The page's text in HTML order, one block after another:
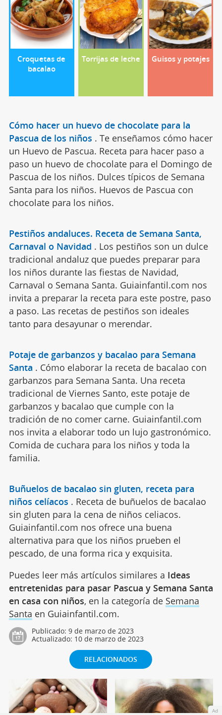
Croquetas de
bacalao
Torrijas de leche Guisos y potajes
Cómo hacer un huevo de chocolate para la
Pascua de los niños . Te enseñamos cómo hacer
un Huevo de Pascua. Receta para hacer paso a
paso un huevo de chocolate para el Domingo de
Pascua de los niños. Dulces típicos de Semana
Santa para los niños. Huevos de Pascua con
chocolate para los niños.
Pestiños andaluces. Receta de Semana Santa,
Carnaval o Navidad . Los pestiños son un dulce
tradicional andaluz que puedes preparar para
los niños durante las fiestas de Navidad,
Carnaval o Semana Santa. Guiainfantil.com nos
invita a preparar la receta para este postre, paso
a paso. Las recetas de pestiños son ideales
tanto para desayunar o merendar.
Potaje de garbanzos y bacalao para Semana
Santa . Cómo elaborar la receta de bacalao con
garbanzos para Semana Santa. Una receta
tradicional de Viernes Santo, este potaje de
garbanzos y bacalao que cumple con la
tradición de no comer carne. Guiainfantil.com
nos invita a elaborar todo un lujo gastronómico.
Comida de cuchara para los niños y toda la
familia.
Buñuelos de bacalao sin gluten, receta para
niños celíacos . Receta de buñuelos de bacalao
sin gluten para la cena de niños celiacos.
Guiainfantil.com nos ofrece una buena
alternativa para que los niños prueben el
pescado, de una forma rica y exquisita.
Puedes leer más artículos similares a Ideas
entretenidas para pasar Pascua y Semana Santa
en casa con niños, en la categoría de Semana
Santa en Guiainfantil.com.
Publicado: 9 de marzo de 2023
Actualizado: 10 de marzo de 2023
RELACIONADOS
Ad